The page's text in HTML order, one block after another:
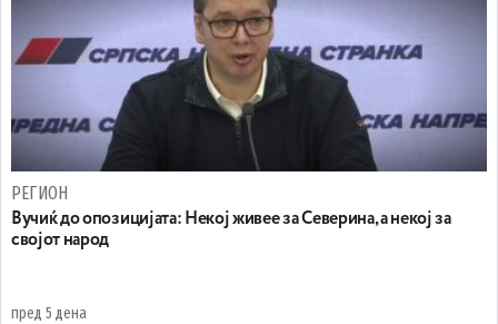
РЕГИОН
Вучиќ до опозицијата: Некој живее за Северина, а некој за
својот народ
пред 5 дена